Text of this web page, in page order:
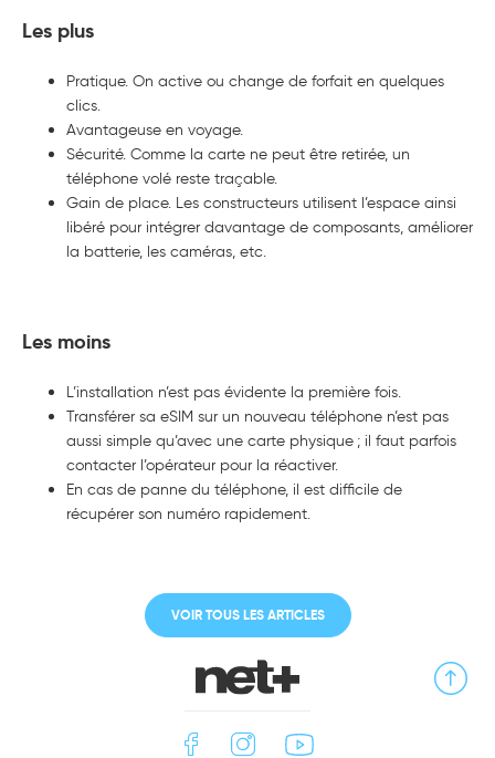
Les plus
Pratique. On active ou change de forfait en quelques
clics.
Avantageuse en voyage.
Sécurité. Comme la carte ne peut être retirée, un
téléphone volé reste traçable.
Gain de place. Les constructeurs utilisent l’espace ainsi
libéré pour intégrer davantage de composants, améliorer
la batterie, les caméras, etc.
Les moins
L’installation n’est pas évidente la première fois.
Transférer sa eSIM sur un nouveau téléphone n’est pas
aussi simple qu’avec une carte physique ; il faut parfois
contacter l’opérateur pour la réactiver.
En cas de panne du téléphone, il est difficile de
récupérer son numéro rapidement.
VOIR TOUS LES ARTICLES